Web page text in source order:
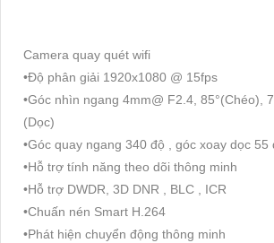
Camera quay quét wifi
•Độ phân giải 1920x1080 @ 15fps
•Góc nhìn ngang 4mm@ F2.4, 85°(Chéo),
(Dọc)
•Góc quay ngang 340 độ , góc xoay dọc 55
•Hỗ trợ tính năng theo dõi thông minh
•Hỗ trợ DWDR, 3D DNR , BLC , ICR
•Chuấn nén Smart H.264
•Phát hiện chuyển động thông minh